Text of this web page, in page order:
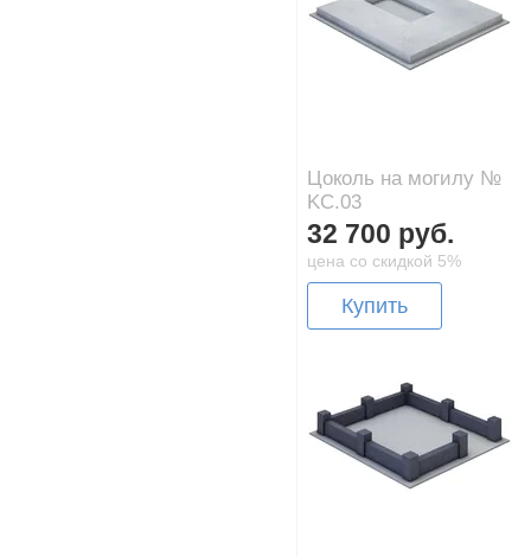
Цоколь на могилу №
KC.03
32 700 руб.
цена со скидкой 5%
Купить